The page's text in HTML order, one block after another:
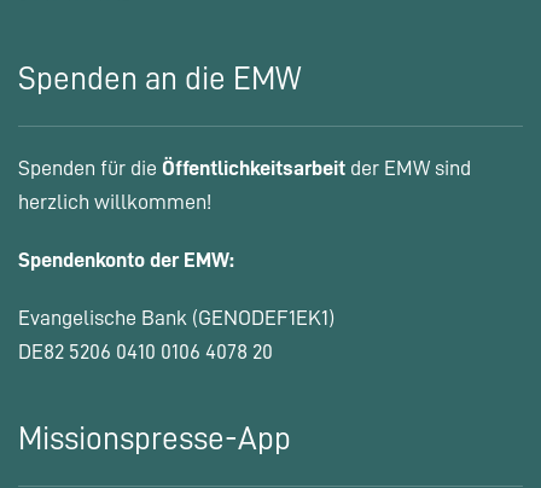
Spenden an die EMW
Spenden für die Öffentlichkeitsarbeit der EMW sind
herzlich willkommen!
Spendenkonto der EMW:
Evangelische Bank (GENODEF1EK1)
DE82 5206 0410 0106 4078 20
Missionspresse-App